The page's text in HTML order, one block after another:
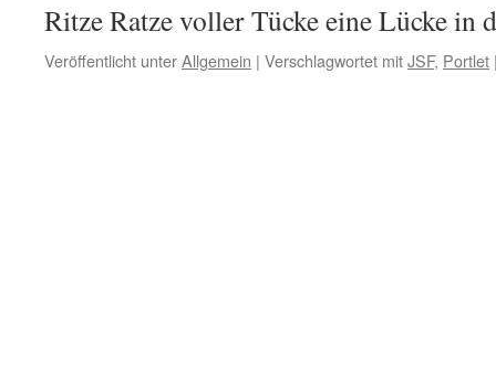
Ritze Ratze voller Tücke eine Lücke in
Veröffentlicht unterAllgemein | Verschlagwortet mitJSF, Portlet